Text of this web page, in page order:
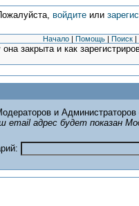
войдитеили
Начало | Помощь | Поиск |
закрыта и как
и Администраторов
адрес будет показан